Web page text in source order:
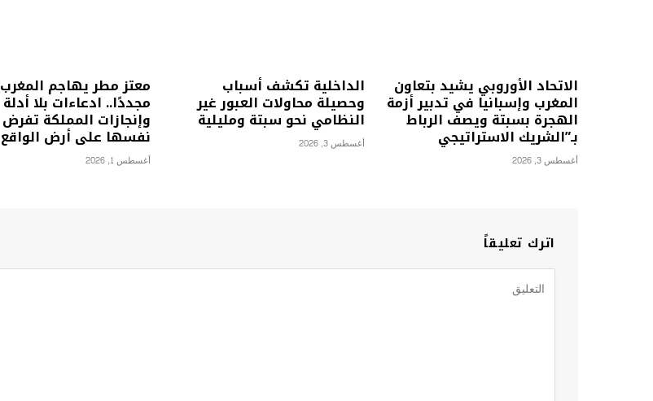
الاتحاد الأوروبي يشيد بتعاون
المغرب وإسبانيا في تدبير أزمة
الهجرة بسبتة ويصف الرباط
بـ”الشريك الاستراتيجي
أغسطس 3, 2026
الداخلية تكشف أسباب
وحصيلة محاولات العبور غير
النظامي نحو سبتة ومليلية
أغسطس 3, 2026
معتز مطر يهاجم المغرب
مجددًا.. ادعاءات بلا أدلة
وإنجازات المملكة تفرض
نفسها على أرض الواقع
أغسطس 1, 2026
اترك تعليقاً